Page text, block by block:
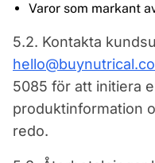
Varor som markant
5.2. Kontakta
5085 för att initiera
produktinformation
redo.